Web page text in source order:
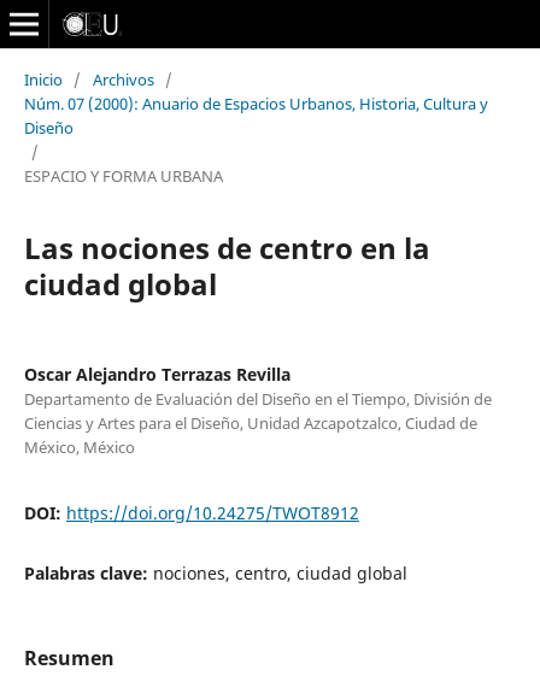
Inicio / Archivos /
Núm. 07 (2000): Anuario de Espacios Urbanos, Historia, Cultura y
Diseño
/
ESPACIO Y FORMA URBANA
Las nociones de centro en la
ciudad global
Oscar Alejandro Terrazas Revilla
Departamento de Evaluación del Diseño en el Tiempo, División de
Ciencias y Artes para el Diseño, Unidad Azcapotzalco, Ciudad de
México, México
DOI: https://doi.org/10.24275/TWOT8912
Palabras clave: nociones, centro, ciudad global
Resumen